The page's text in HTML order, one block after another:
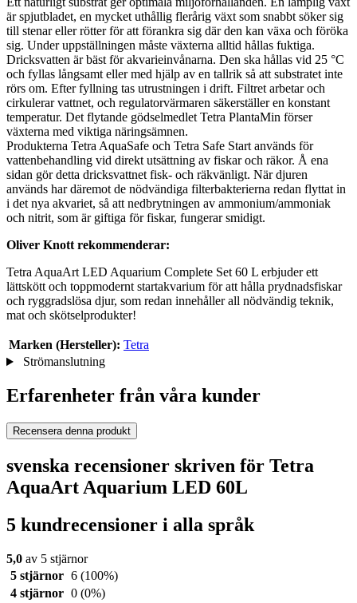
är spjutbladet, en mycket uthållig flerårig växt som snabbt söker sig
till stenar eller rötter för att förankra sig där den kan växa och föröka
sig. Under uppställningen måste växterna alltid hållas fuktiga.
Dricksvatten är bäst för akvarieinvånarna. Den ska hållas vid 25 °C
och fyllas långsamt eller med hjälp av en tallrik så att substratet inte
rörs om. Efter fyllning tas utrustningen i drift. Filtret arbetar och
cirkulerar vattnet, och regulatorvärmaren säkerställer en konstant
temperatur. Det flytande gödselmedlet Tetra PlantaMin förser
växterna med viktiga näringsämnen.
Produkterna Tetra AquaSafe och Tetra Safe Start används för
vattenbehandling vid direkt utsättning av fiskar och räkor. Å ena
sidan gör detta dricksvattnet fisk- och räkvänligt. När djuren
används har däremot de nödvändiga filterbakterierna redan flyttat in
i det nya akvariet, så att nedbrytningen av ammonium/ammoniak
och nitrit, som är giftiga för fiskar, fungerar smidigt.
Oliver Knott rekommenderar:
Tetra AquaArt LED Aquarium Complete Set 60 L erbjuder ett
lättskött och toppmodernt startakvarium för att hålla prydnadsfiskar
och ryggradslösa djur, som redan innehåller all nödvändig teknik,
mat och skötselprodukter!
Marken (Hersteller): Tetra
Strömanslutning
Erfarenheter från våra kunder
Recensera denna produkt
svenska recensioner skriven för Tetra
AquaArt Aquarium LED 60L
5 kundrecensioner i alla språk
5,0 av 5 stjärnor
5 stjärnor 6 (100%)
4 stjärnor 0 (0%)